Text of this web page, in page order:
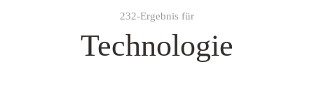
232-Ergebnis für
Technologie